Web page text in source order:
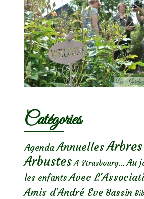
Catégories
Agenda Annuelles
Arbustes A Strasbourg... Au
les enfants Avec
Amis d'André Eve Bassin